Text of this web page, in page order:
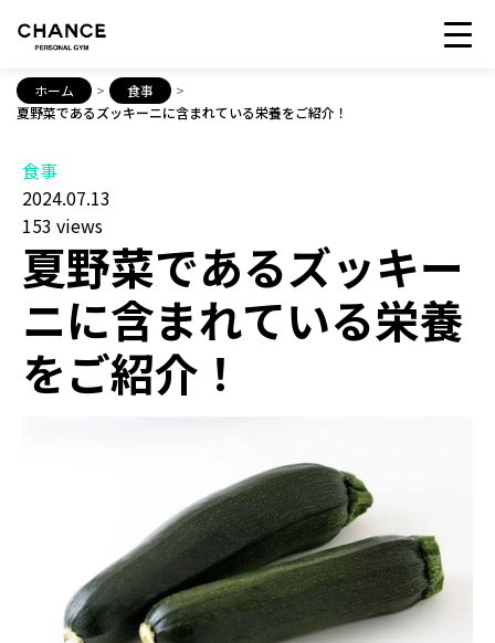
ホーム > 食事
>
夏野菜であるズッキーニに含まれている栄養をご紹介！
食事
2024.07.13
153 views
夏野菜であるズッキー
ニに含まれている栄養
をご紹介！